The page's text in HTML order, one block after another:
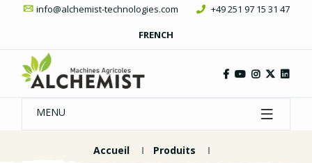
info@alchemist-technologies.com +49 251 97 15 31 47
FRENCH
MENU
Accueil Produits